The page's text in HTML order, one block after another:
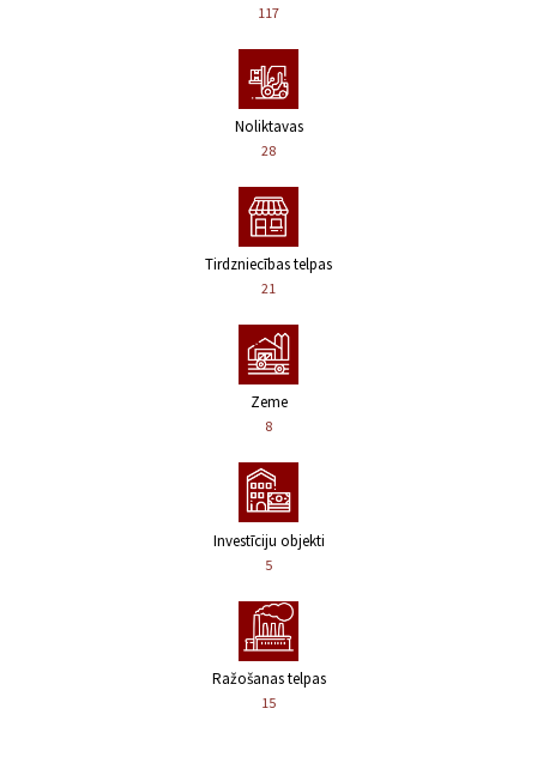
117
Noliktavas
28
Tirdzniecības telpas
21
Zeme
8
Investīciju objekti
5
Ražošanas telpas
15